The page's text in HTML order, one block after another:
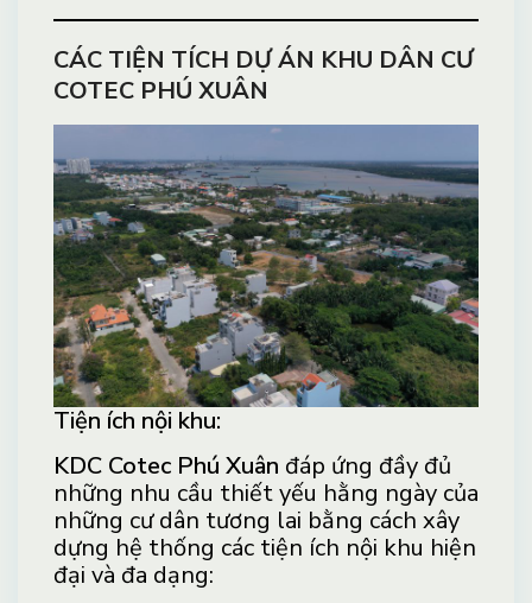
CÁC TIỆN TÍCH DỰ ÁN KHU DÂN CƯ
COTEC PHÚ XUÂN
Tiện ích nội khu:
KDC Cotec Phú Xuân đáp ứng đầy đủ
những nhu cầu thiết yếu hằng ngày của
những cư dân tương lai bằng cách xây
dựng hệ thống các tiện ích nội khu hiện
đại và đa dạng: